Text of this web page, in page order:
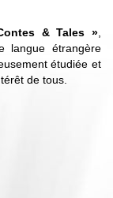
& Tales »
langue étrangère
étudiée et
de tous.